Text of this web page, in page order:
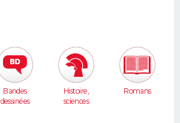
Bandes
dessinées
Histoire,
sciences
Romans